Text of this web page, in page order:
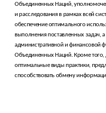
Объединенных Наций,
и расследования в рамках всей
обеспечение оптимального
выполнения поставленных задач,
административной и финансовой
Объединенных Наций. Кроме того,
оптимальные виды практики,
способствовать обмену